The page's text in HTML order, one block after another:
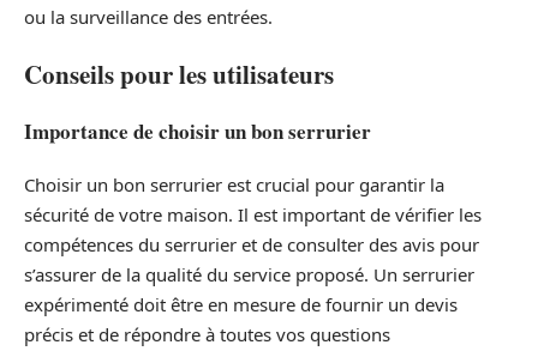
ou la surveillance des entrées.
Conseils pour les utilisateurs
Importance de choisir un bon serrurier
Choisir un bon serrurier est crucial pour garantir la
sécurité de votre maison. Il est important de vérifier les
compétences du serrurier et de consulter des avis pour
s’assurer de la qualité du service proposé. Un serrurier
expérimenté doit être en mesure de fournir un devis
précis et de répondre à toutes vos questions